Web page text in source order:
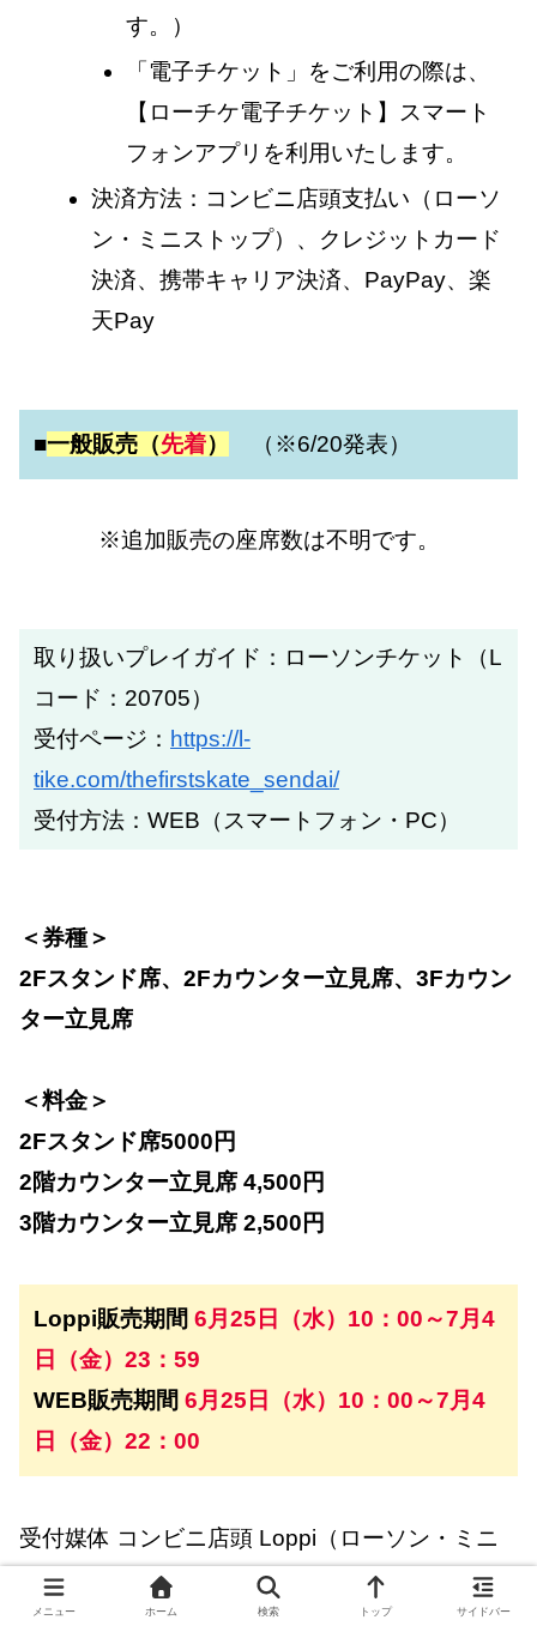
す。）
「電子チケット」をご利用の際は、
【ローチケ電子チケット】スマート
フォンアプリを利用いたします。
決済方法：コンビニ店頭支払い（ローソ
ン・ミニストップ）、クレジットカード
決済、携帯キャリア決済、PayPay、楽
天Pay
■一般販売（先着） （※6/20発表）
※追加販売の座席数は不明です。
取り扱いプレイガイド：ローソンチケット（L
コード：20705）
受付ページ： https://l-
tike.com/thefirstskate_sendai/
受付方法：WEB（スマートフォン・PC）
＜券種＞
2Fスタンド席、2Fカウンター立見席、3Fカウン
ター立見席
＜料金＞
2Fスタンド席5000円
2階カウンター立見席 4,500円
3階カウンター立見席 2,500円
Loppi販売期間 6月25日（水）10：00～7月4
日（金）23：59
WEB販売期間 6月25日（水）10：00～7月4
日（金）22：00
受付媒体 コンビニ店頭 Loppi（ローソン・ミニ
ストップ）、パソコン、スマートフォン
決済方法 コンビニ店頭支払い（ローソン・ミニ
メニュー ホーム 検索 トップ サイドバー